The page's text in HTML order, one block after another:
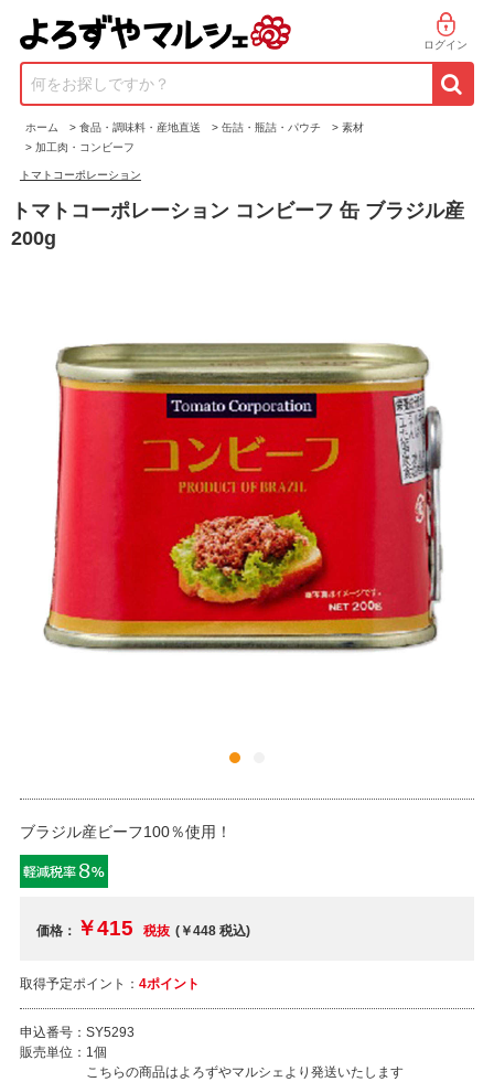
ログイン
何をお探しですか？
ホーム > 食品・調味料・産地直送 > 缶詰・瓶詰・パウチ > 素材
> 加工肉・コンビーフ
トマトコーポレーション
トマトコーポレーション コンビーフ 缶 ブラジル産
200g
ブラジル産ビーフ100％使用！
価格： ￥415 税抜 (￥448税込)
取得予定ポイント： 4ポイント
申込番号： SY5293
販売単位： 1個
こちらの商品はよろずやマルシェより発送いたします